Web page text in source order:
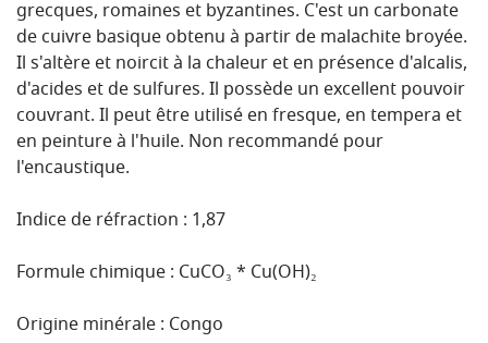
grecques, romaines et byzantines. C'est un carbonate
de cuivre basique obtenu à partir de malachite broyée.
Il s'altère et noircit à la chaleur et en présence d'alcalis,
d'acides et de sulfures. Il possède un excellent pouvoir
couvrant. Il peut être utilisé en fresque, en tempera et
en peinture à l'huile. Non recommandé pour
l'encaustique.
Indice de réfraction : 1,87
Formule chimique : CuCO₃ * Cu(OH)₂
Origine minérale : Congo